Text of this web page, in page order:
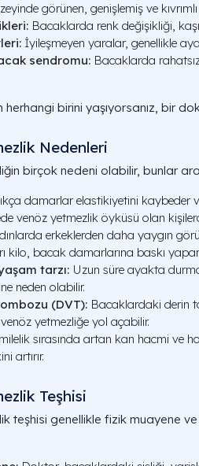
görünen, genişlemiş ve
Bacaklarda renk değişikliği,
İyileşmeyen yaralar, genellikle
sendromu: Bacaklarda
herhangi birini yaşıyorsanız, bir
Nedenleri
birçok nedeni olabilir, bunlar
damarlar elastikiyetini kaybeder
venöz yetmezlik öyküsü olan
erkeklerden daha yaygın
kilo, bacak damarlarına baskı
tarzı: Uzun süre ayakta
neden olabilir.
(DVT): Bacaklardaki derin
venöz yetmezliğe yol açabilir.
sırasında artan kan hacmi ve
artırır.
Teşhisi
teşhisi genellikle fizik muayene